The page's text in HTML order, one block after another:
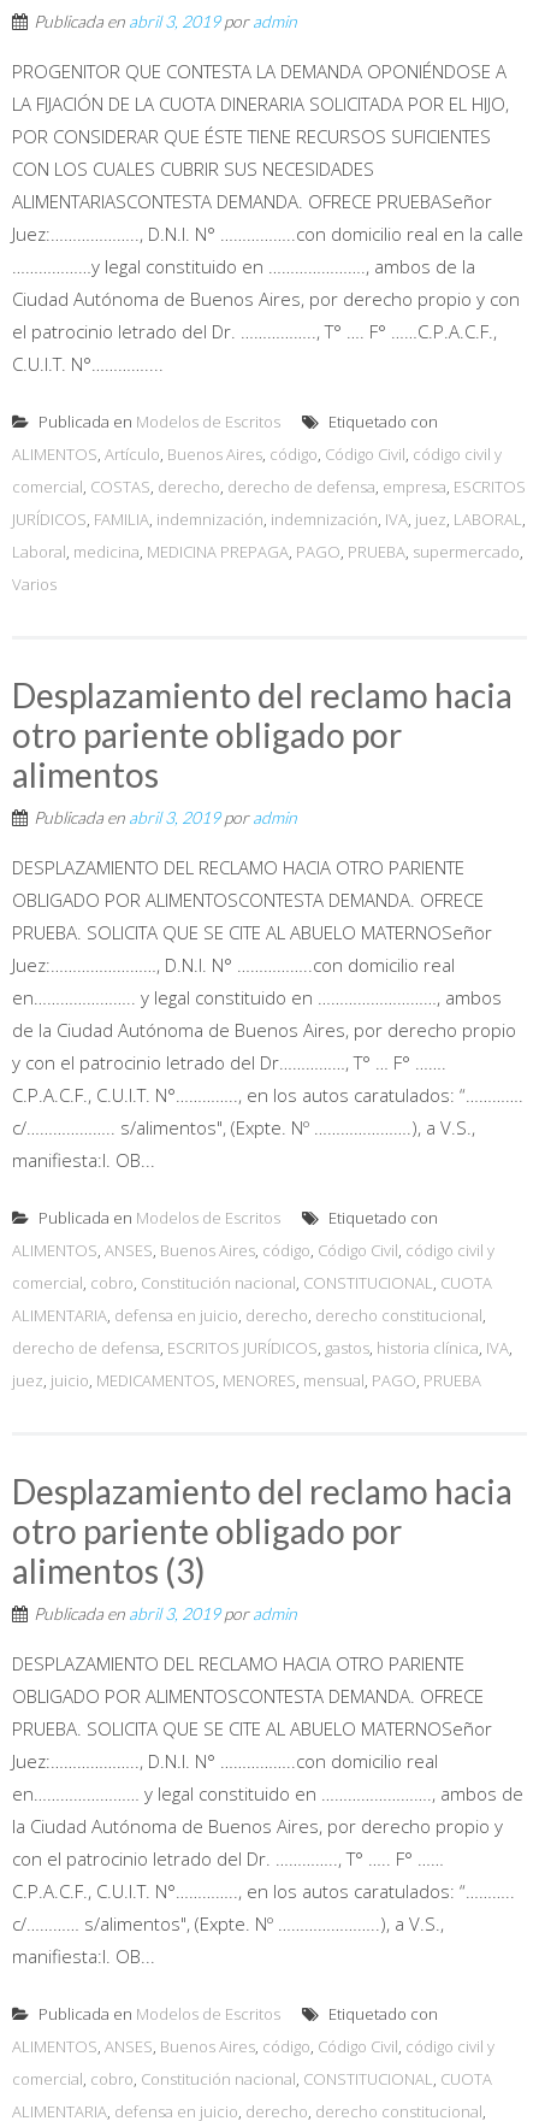
Publicada en abril 3, 2019poradmin
PROGENITOR QUE CONTESTA LA DEMANDA OPONIÉNDOSE A
LA FIJACIÓN DE LA CUOTA DINERARIA SOLICITADA POR EL HIJO,
POR CONSIDERAR QUE ÉSTE TIENE RECURSOS SUFICIENTES
CON LOS CUALES CUBRIR SUS NECESIDADES
ALIMENTARIASCONTESTA DEMANDA. OFRECE PRUEBASeñor
Juez:……………….., D.N.I. N° ……………..con domicilio real en la calle
………………y legal constituido en …………………., ambos de la
Ciudad Autónoma de Buenos Aires, por derecho propio y con
el patrocinio letrado del Dr. …………….., T° …. F° ……C.P.A.C.F.,
C.U.I.T. N°…………....
Publicada en Modelos de Escritos
Etiquetado con
ALIMENTOS, Artículo, Buenos Aires, código, Código Civil, código civil y
comercial, COSTAS, derecho, derecho de defensa, empresa, ESCRITOS
JURÍDICOS, FAMILIA, indemnización, indemnización, IVA, juez, LABORAL,
Laboral, medicina, MEDICINA PREPAGA, PAGO, PRUEBA, supermercado,
Varios
Desplazamiento del reclamo hacia
otro pariente obligado por
alimentos
Publicada en abril 3, 2019poradmin
DESPLAZAMIENTO DEL RECLAMO HACIA OTRO PARIENTE
OBLIGADO POR ALIMENTOSCONTESTA DEMANDA. OFRECE
PRUEBA. SOLICITA QUE SE CITE AL ABUELO MATERNOSeñor
Juez:……………………, D.N.I. N° ……………..con domicilio real
en………………….. y legal constituido en ………………………, ambos
de la Ciudad Autónoma de Buenos Aires, por derecho propio
y con el patrocinio letrado del Dr……………, T° … F° …….
C.P.A.C.F., C.U.I.T. N°………….., en los autos caratulados: “………….
c/……………….. s/alimentos", (Expte. Nº ………………….), a V.S.,
manifiesta:I. OB...
Publicada en Modelos de Escritos
Etiquetado con
ALIMENTOS, ANSES, Buenos Aires, código, Código Civil, código civil y
comercial, cobro, Constitución nacional, CONSTITUCIONAL, CUOTA
ALIMENTARIA, defensa en juicio, derecho, derecho constitucional,
derecho de defensa, ESCRITOS JURÍDICOS, gastos, historia clínica, IVA,
juez, juicio, MEDICAMENTOS, MENORES, mensual, PAGO, PRUEBA
Desplazamiento del reclamo hacia
otro pariente obligado por
alimentos (3)
Publicada en abril 3, 2019poradmin
DESPLAZAMIENTO DEL RECLAMO HACIA OTRO PARIENTE
OBLIGADO POR ALIMENTOSCONTESTA DEMANDA. OFRECE
PRUEBA. SOLICITA QUE SE CITE AL ABUELO MATERNOSeñor
Juez:……………….., D.N.I. N° ……………..con domicilio real
en…………………… y legal constituido en ……………………., ambos de
la Ciudad Autónoma de Buenos Aires, por derecho propio y
con el patrocinio letrado del Dr. ………….., T° ….. F° ……
C.P.A.C.F., C.U.I.T. N°………….., en los autos caratulados: “………..
c/………… s/alimentos", (Expte. Nº …………………..), a V.S.,
manifiesta:I. OB...
Publicada en Modelos de Escritos
Etiquetado con
ALIMENTOS, ANSES, Buenos Aires, código, Código Civil, código civil y
comercial, cobro, Constitución nacional, CONSTITUCIONAL, CUOTA
ALIMENTARIA, defensa en juicio, derecho, derecho constitucional,